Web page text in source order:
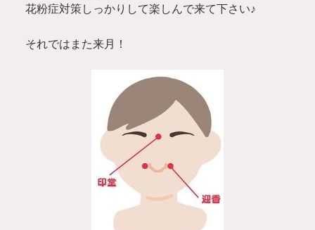
花粉症対策しっかりして楽しんで来て下さい♪
それではまた来月！